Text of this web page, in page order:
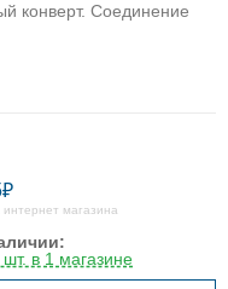
конверт. Соединение
интернет магазина
в 1 магазине